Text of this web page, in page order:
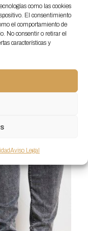
como las cookies
El consentimiento
el comportamiento de
No consentir o retirar el
características y
Aviso Legal
semanas de
al nuevo
con el